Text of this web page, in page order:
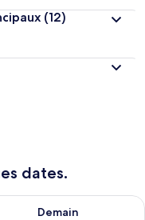
(12)
dates.
7 - août 8
Demain
la disponibilité pour